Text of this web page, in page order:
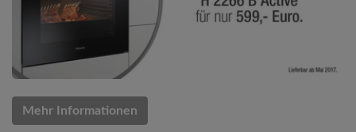
Mehr Informationen